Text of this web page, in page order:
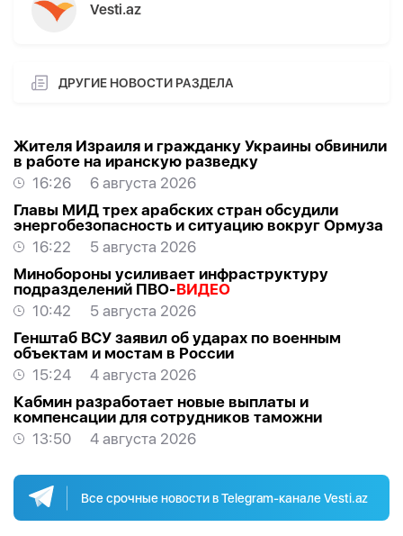
Vesti.az
ДРУГИЕ НОВОСТИ РАЗДЕЛА
Жителя Израиля и гражданку Украины обвинили
в работе на иранскую разведку
16:26
6 августа 2026
Главы МИД трех арабских стран обсудили
энергобезопасность и ситуацию вокруг Ормуза
16:22
5 августа 2026
Минобороны усиливает инфраструктуру
подразделений ПВО-ВИДЕО
10:42
5 августа 2026
Генштаб ВСУ заявил об ударах по военным
объектам и мостам в России
15:24
4 августа 2026
Кабмин разработает новые выплаты и
компенсации для сотрудников таможни
13:50
4 августа 2026
Все срочные новости в Telegram-канале Vesti.az